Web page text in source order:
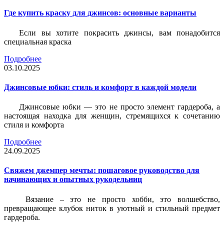
Где купить краску для джинсов: основные варианты
Если вы хотите покрасить джинсы, вам понадобится
специальная краска
Подробнее
03.10.2025
Джинсовые юбки: стиль и комфорт в каждой модели
Джинсовые юбки — это не просто элемент гардероба, а
настоящая находка для женщин, стремящихся к сочетанию
стиля и комфорта
Подробнее
24.09.2025
Свяжем джемпер мечты: пошаговое руководство для
начинающих и опытных рукодельниц
Вязание – это не просто хобби, это волшебство,
превращающее клубок ниток в уютный и стильный предмет
гардероба.